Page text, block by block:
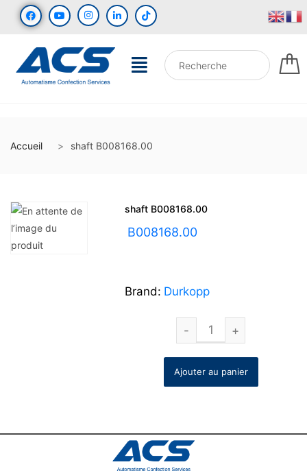
Accueil shaft B008168.00
shaft B008168.00
B008168.00
Brand: Durkopp
Ajouter au panier